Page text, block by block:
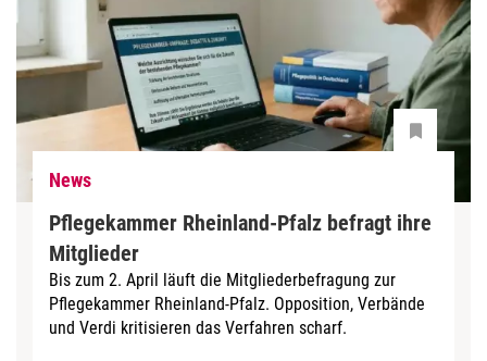
News
Pflegekammer Rheinland-Pfalz befragt ihre
Mitglieder
Bis zum 2. April läuft die Mitgliederbefragung zur
Pflegekammer Rheinland-Pfalz. Opposition, Verbände
und Verdi kritisieren das Verfahren scharf.